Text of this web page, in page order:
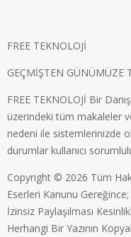
FREE TEKNOLOJİ
GEÇMİŞTEN GÜNÜMÜZE
FREE TEKNOLOJİ Bir
üzerindeki tüm makaleler
nedeni ile sistemlerinizde
durumlar kullanıcı
Copyright © 2026 Tüm
Eserleri Kanunu
İzinsiz Paylaşılması
Herhangi Bir Yazının